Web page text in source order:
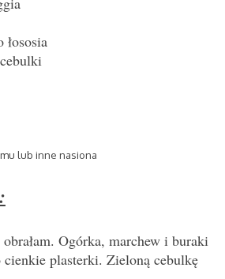
łososia
lub inne nasiona
Ogórka, marchew i buraki
cienkie plasterki. Zieloną cebulkę